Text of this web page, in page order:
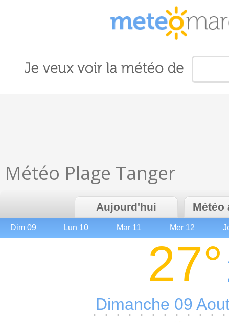
Météo Plage Tanger
Météo
Aujourd'hui
Dim 09
Lun 10
Mar 11
Mer 12
27°
Dimanche 09